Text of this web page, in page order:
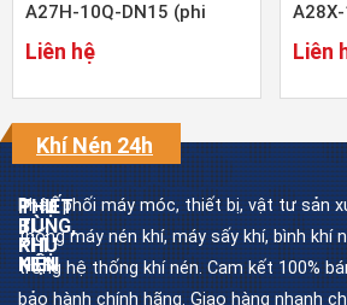
A27H-10Q-DN15 (phi
21mm)
Liên hệ Liên
Khí Nén 24h
Phân phối máy móc, thiết bị, vật tư sản
thống máy nén khí, máy sấy khí, bình khí
trong hệ thống khí nén. Cam kết 100%
bảo hành chính hãng. Giao hàng nhanh
THIẾT
BỊ
KHÍ
NÉN
PHỤ
TÙNG,
PHỤ
KIỆN